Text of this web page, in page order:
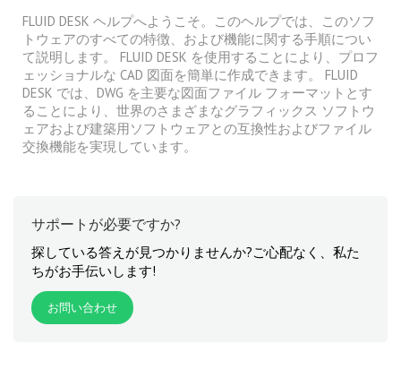
FLUID DESK ヘルプへようこそ。このヘルプでは、このソフ
トウェアのすべての特徴、および機能に関する手順につい
て説明します。 FLUID DESK を使用することにより、プロフ
ェッショナルな CAD 図面を簡単に作成できます。 FLUID
DESK では、DWG を主要な図面ファイル フォーマットとす
ることにより、世界のさまざまなグラフィックス ソフトウ
ェアおよび建築用ソフトウェアとの互換性およびファイル
交換機能を実現しています。
サポートが必要ですか?
探している答えが見つかりませんか?ご心配なく、私た
ちがお手伝いします!
お問い合わせ